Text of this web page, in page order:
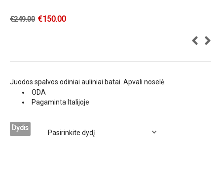
€249.00 €150.00
Juodos spalvos odiniai auliniai batai. Apvali noselė.
ODA
Pagaminta Italijoje
Dydis